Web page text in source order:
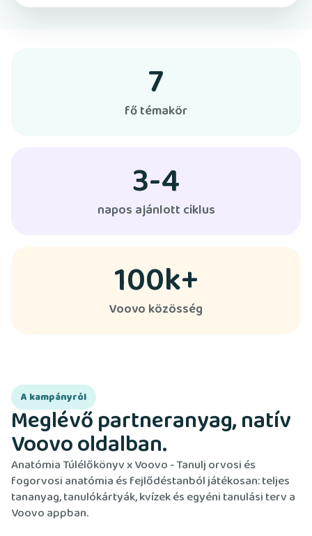
7
fő témakör
3-4
napos ajánlott ciklus
100k+
Voovo közösség
A kampányról
Meglévő partneranyag, natív
Voovo oldalban.
Anatómia Túlélőkönyv x Voovo - Tanulj orvosi és
fogorvosi anatómia és fejlődéstanból játékosan: teljes
tananyag, tanulókártyák, kvízek és egyéni tanulási terv a
Voovo appban.